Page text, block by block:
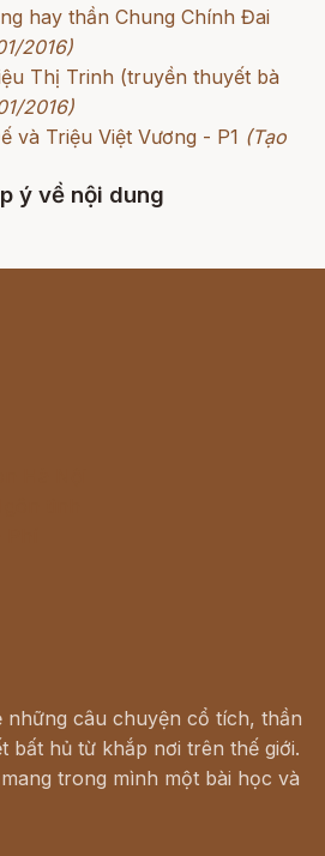
hay thần Chung Chính Đai
2016)
Thị Trinh (truyền thuyết bà
2016)
và Triệu Việt Vương - P1 (Tạo
ý về nội dung
những câu chuyện cổ tích, thần
bất hủ từ khắp nơi trên thế giới.
trong mình một bài học và